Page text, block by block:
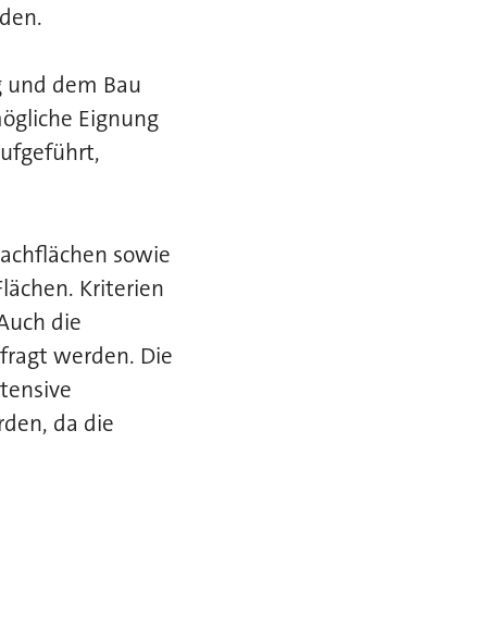
dem Bau
Eignung
sowie
Kriterien
die
werden. Die
da die